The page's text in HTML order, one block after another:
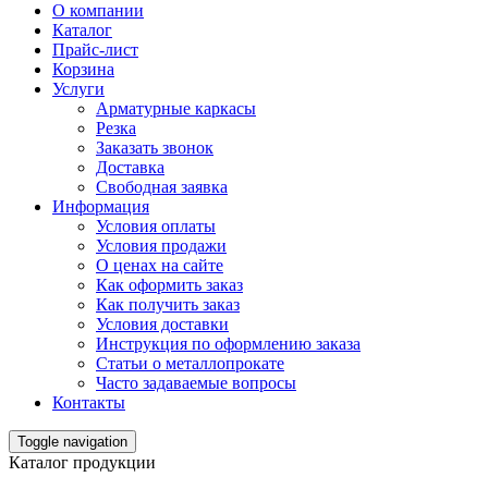
О компании
Каталог
Прайс-лист
Корзина
Услуги
Арматурные каркасы
Резка
Заказать звонок
Доставка
Свободная заявка
Информация
Условия оплаты
Условия продажи
О ценах на сайте
Как оформить заказ
Как получить заказ
Условия доставки
Инструкция по оформлению заказа
Статьи о металлопрокате
Часто задаваемые вопросы
Контакты
Toggle navigation
Каталог продукции